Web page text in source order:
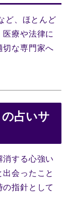
ど、ほとんど
療や法律に
切な専門家へ
占いサ
消する心強い
会ったこと
指針として